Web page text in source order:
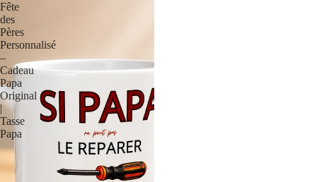
Fête
des
Pères
Personnalisé
–
Cadeau
Papa
Original
|
Tasse
Papa